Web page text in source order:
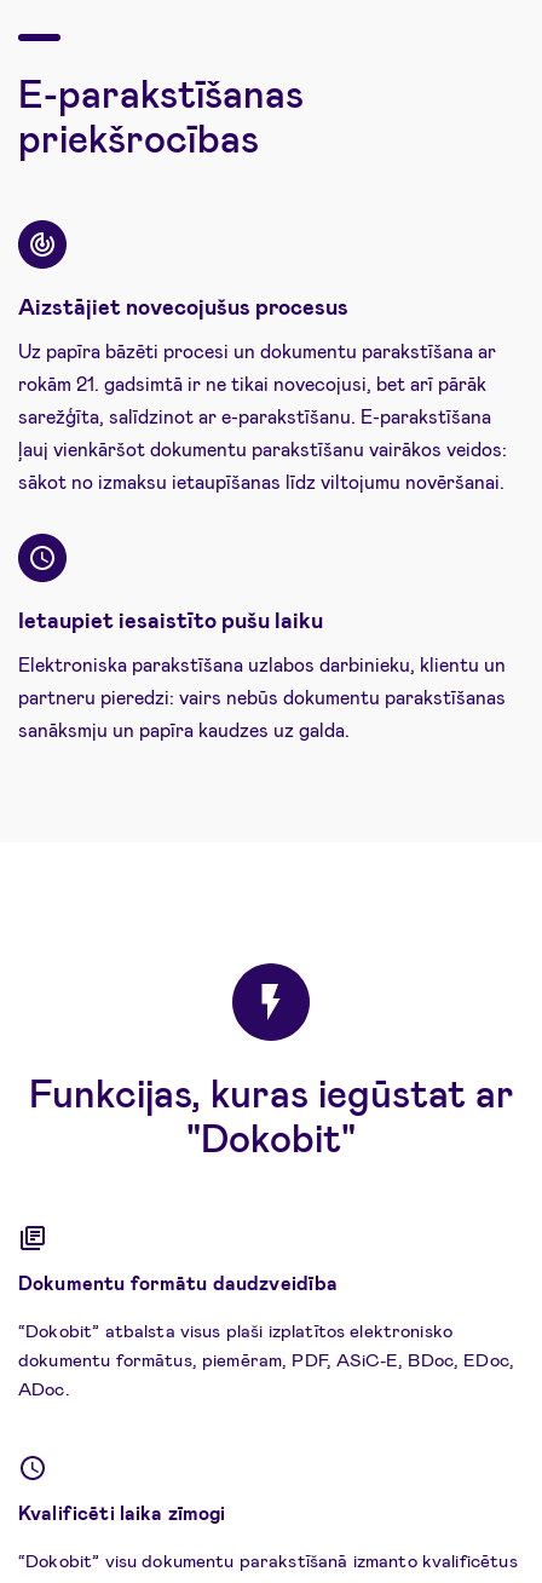
E-parakstīšanas
priekšrocības
Aizstājiet novecojušus procesus
Uz papīra bāzēti procesi un dokumentu parakstīšana ar
rokām 21. gadsimtā ir ne tikai novecojusi, bet arī pārāk
sarežģīta, salīdzinot ar e-parakstīšanu. E-parakstīšana
ļauj vienkāršot dokumentu parakstīšanu vairākos veidos:
sākot no izmaksu ietaupīšanas līdz viltojumu novēršanai.
Ietaupiet iesaistīto pušu laiku
Elektroniska parakstīšana uzlabos darbinieku, klientu un
partneru pieredzi: vairs nebūs dokumentu parakstīšanas
sanāksmju un papīra kaudzes uz galda.
Funkcijas, kuras iegūstat ar
"Dokobit"
Dokumentu formātu daudzveidība
“Dokobit” atbalsta visus plaši izplatītos elektronisko
dokumentu formātus, piemēram, PDF, ASiC-E, BDoc, EDoc,
ADoc.
Kvalificēti laika zīmogi
“Dokobit” visu dokumentu parakstīšanā izmanto kvalificētus